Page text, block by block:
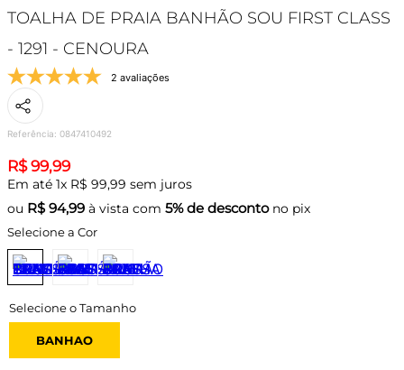
TOALHA DE PRAIA BANHÃO SOU FIRST CLASS
- 1291 - CENOURA
2 avaliações
Referência: 0847410492
R$ 99,99
Em até 1x R$ 99,99 sem juros
ou R$ 94,99 à vista com 5% de descontono pix
Selecione a Cor
BANHAO